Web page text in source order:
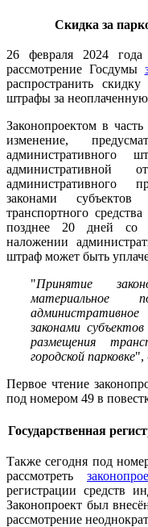
Скидка за
26 февраля 2024
рассмотрение Госдумы
распространить
штрафы за неоплаченную
Законопроектом в
изменение,
административного
административной
административного
законами
транспортного
позднее 20 дней со
наложении
штраф может быть
"Принятие
материальное
административное
законами
размещения
городской парковке",
Первое чтение
под номером 49 в
Государственная
Также сегодня под
рассмотреть
регистрации средств
Законопроект был
рассмотрение